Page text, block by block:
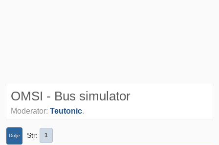
OMSI - Bus simulator
Moderator: Teutonic.
Dolje Str 1